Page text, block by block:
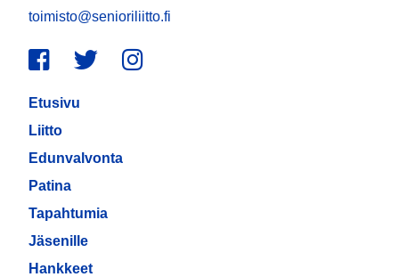
toimisto@senioriliitto.fi
Facebook
TwitterInstagram
Etusivu
Liitto
Edunvalvonta
Patina
Tapahtumia
Jäsenille
Hankkeet